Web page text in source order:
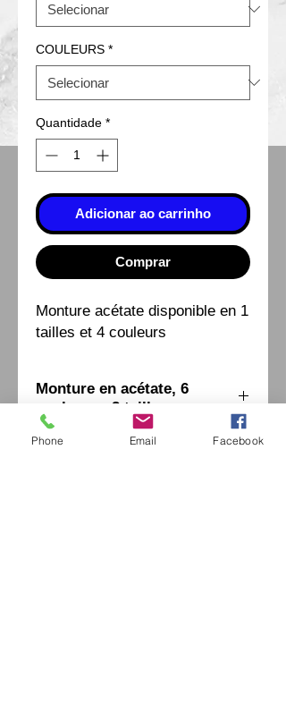
COULEURS *
Quantidade *
Adicionar ao carrinho
Comprar
Monture acétate disponible en 1
tailles et 4 couleurs
Monture en acétate, 6
couleurs - 2 tailles
Phone Email Facebook